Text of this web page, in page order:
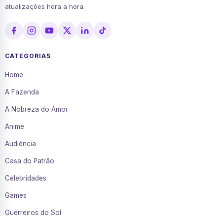
atualizações hora a hora.
CATEGORIAS
Home
A Fazenda
A Nobreza do Amor
Anime
Audiência
Casa do Patrão
Celebridades
Games
Guerreiros do Sol